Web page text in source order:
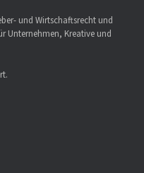
und Wirtschaftsrecht und
Unternehmen, Kreative und